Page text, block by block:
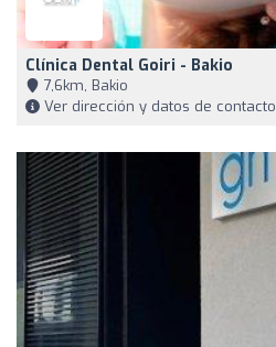
Clínica Dental Goiri - Bakio
7,6km, Bakio
Ver dirección y datos de contacto